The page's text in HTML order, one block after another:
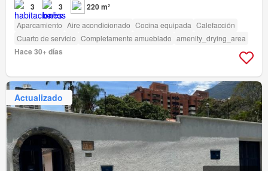
3 3 220 m²
Aparcamiento Aire acondicionado Cocina equipada Calefacción
Cuarto de servicio Completamente amueblado amenity_drying_area
Hace 30+ días
Actualizado